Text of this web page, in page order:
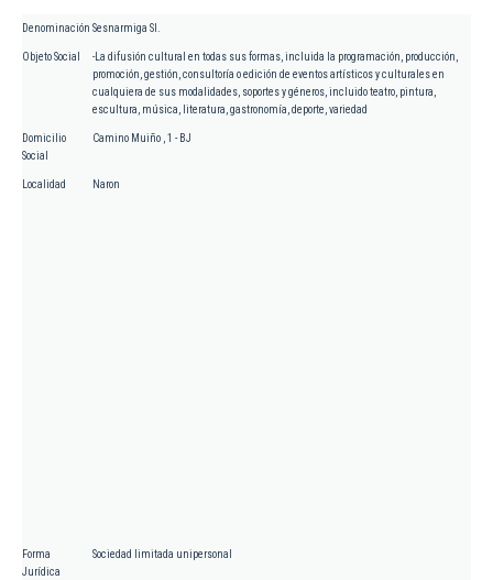
Denominación Sesnarmiga Sl.
Objeto Social
-La difusión cultural en todas sus formas, incluida la programación, producción,
promoción, gestión, consultoría o edición de eventos artísticos y culturales en
cualquiera de sus modalidades, soportes y géneros, incluido teatro, pintura,
escultura, música, literatura, gastronomía, deporte, variedad
Domicilio
Social
Camino Muiño , 1 - BJ
Localidad Naron
Forma
Jurídica
Sociedad limitada unipersonal